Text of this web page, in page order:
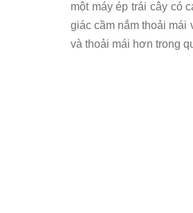
một máy ép trái cây có
giác cầm nắm thoải mái
và thoải mái hơn trong